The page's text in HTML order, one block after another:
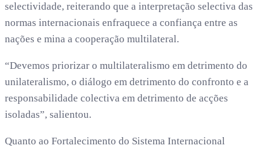
selectividade, reiterando que a interpretação selectiva das
normas internacionais enfraquece a confiança entre as
nações e mina a cooperação multilateral.
“Devemos priorizar o multilateralismo em detrimento do
unilateralismo, o diálogo em detrimento do confronto e a
responsabilidade colectiva em detrimento de acções
isoladas”, salientou.
Quanto ao Fortalecimento do Sistema Internacional